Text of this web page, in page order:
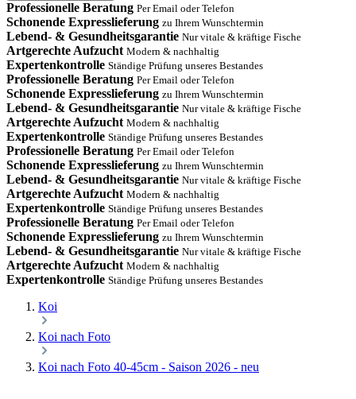
Professionelle Beratung Per Email oder Telefon
Schonende Expresslieferung zu Ihrem Wunschtermin
Lebend- & Gesundheitsgarantie Nur vitale & kräftige Fische
Artgerechte Aufzucht Modern & nachhaltig
Expertenkontrolle Ständige Prüfung unseres Bestandes
Professionelle Beratung Per Email oder Telefon
Schonende Expresslieferung zu Ihrem Wunschtermin
Lebend- & Gesundheitsgarantie Nur vitale & kräftige Fische
Artgerechte Aufzucht Modern & nachhaltig
Expertenkontrolle Ständige Prüfung unseres Bestandes
Professionelle Beratung Per Email oder Telefon
Schonende Expresslieferung zu Ihrem Wunschtermin
Lebend- & Gesundheitsgarantie Nur vitale & kräftige Fische
Artgerechte Aufzucht Modern & nachhaltig
Expertenkontrolle Ständige Prüfung unseres Bestandes
Professionelle Beratung Per Email oder Telefon
Schonende Expresslieferung zu Ihrem Wunschtermin
Lebend- & Gesundheitsgarantie Nur vitale & kräftige Fische
Artgerechte Aufzucht Modern & nachhaltig
Expertenkontrolle Ständige Prüfung unseres Bestandes
Koi
Koi nach Foto
Koi nach Foto 40-45cm - Saison 2026 - neu